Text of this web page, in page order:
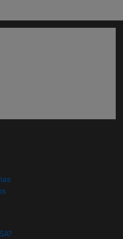
ventana)
(abre en nueva ventana)
(abre en nueva ventana)